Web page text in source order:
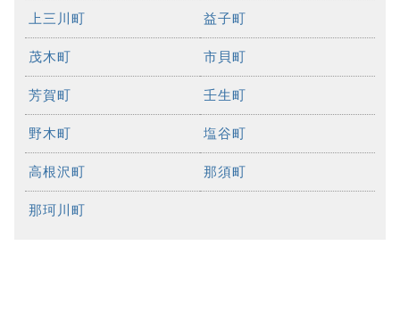
上三川町 益子町
茂木町 市貝町
芳賀町 壬生町
野木町 塩谷町
高根沢町 那須町
那珂川町